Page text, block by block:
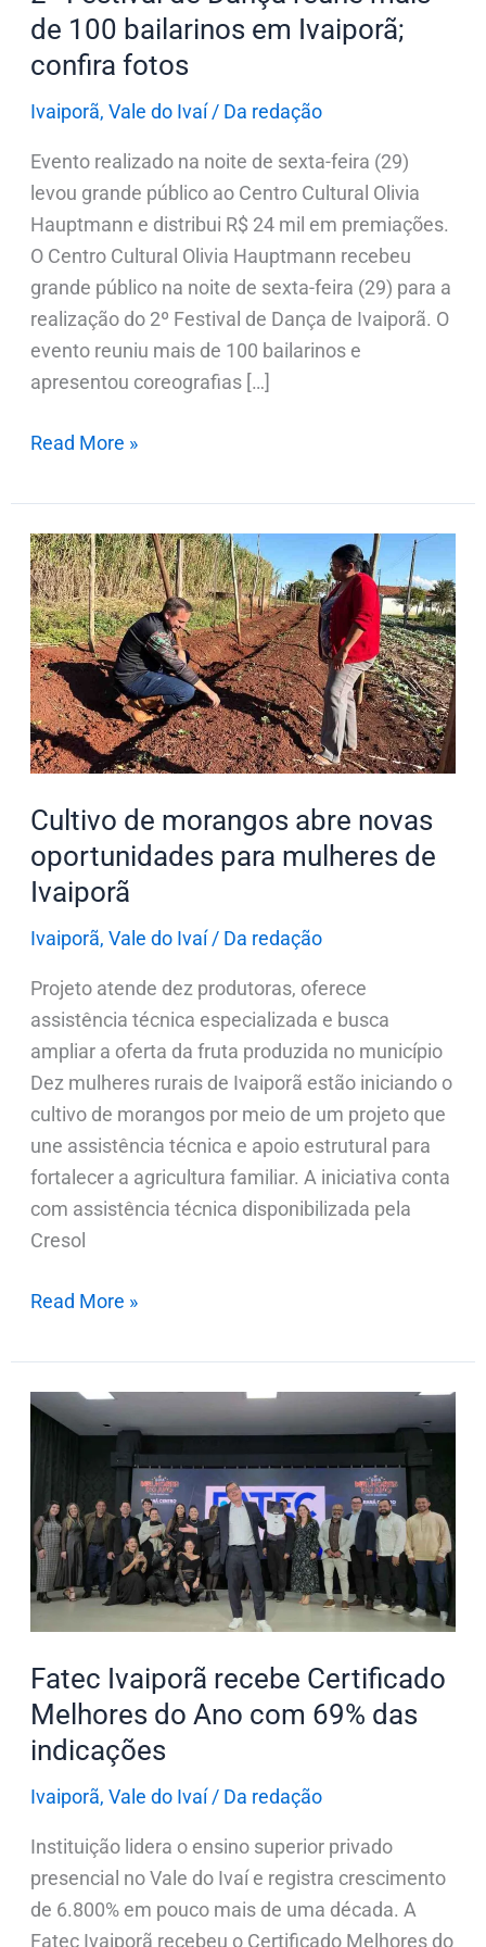
de 100 bailarinos em Ivaiporã;
confira fotos
Ivaiporã, Vale do Ivaí/ Da redação
Evento realizado na noite de sexta-feira (29)
levou grande público ao Centro Cultural Olivia
Hauptmann e distribui R$ 24 mil em premiações.
O Centro Cultural Olivia Hauptmann recebeu
grande público na noite de sexta-feira (29) para a
realização do 2º Festival de Dança de Ivaiporã. O
evento reuniu mais de 100 bailarinos e
apresentou coreografias […]
em
Ivaiporã;
confira
fotos
Read More »
Cultivo de morangos abre novas
oportunidades para mulheres de
Ivaiporã
Ivaiporã, Vale do Ivaí/ Da redação
Projeto atende dez produtoras, oferece
assistência técnica especializada e busca
ampliar a oferta da fruta produzida no município
Dez mulheres rurais de Ivaiporã estão iniciando o
cultivo de morangos por meio de um projeto que
une assistência técnica e apoio estrutural para
fortalecer a agricultura familiar. A iniciativa conta
com assistência técnica disponibilizada pela
Cresol
Cultivo
de
morangos
abre
novas
oportunidades
para
mulheres
Ivaiporã
Read More »
Fatec Ivaiporã recebe Certificado
Melhores do Ano com 69% das
indicações
Ivaiporã, Vale do Ivaí/ Da redação
Instituição lidera o ensino superior privado
presencial no Vale do Ivaí e registra crescimento
de 6.800% em pouco mais de uma década. A
Fatec Ivaiporã recebeu o Certificado Melhores do
Fatec
Ivaiporã
Certificado
Melhores
do
Ano
com
das
indicações